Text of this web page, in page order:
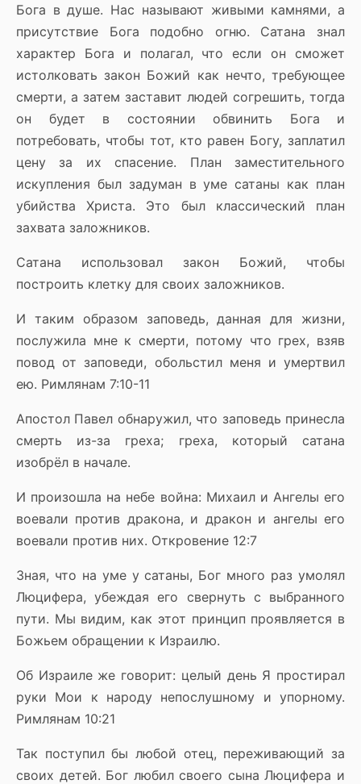
Бога в душе. Нас называют живыми камнями, а
присутствие Бога подобно огню. Сатана знал
характер Бога и полагал, что если он сможет
истолковать закон Божий как нечто, требующее
смерти, а затем заставит людей согрешить, тогда
он будет в состоянии обвинить Бога и
потребовать, чтобы тот, кто равен Богу, заплатил
цену за их спасение. План заместительного
искупления был задуман в уме сатаны как план
убийства Христа. Это был классический план
захвата заложников.
Сатана использовал закон Божий, чтобы
построить клетку для своих заложников.
И таким образом заповедь, данная для жизни,
послужила мне к смерти, потому что грех, взяв
повод от заповеди, обольстил меня и умертвил
ею. Римлянам 7:10-11
Апостол Павел обнаружил, что заповедь принесла
смерть из-за греха; греха, который сатана
изобрёл в начале.
И произошла на небе война: Михаил и Ангелы его
воевали против дракона, и дракон и ангелы его
воевали против них. Откровение 12:7
Зная, что на уме у сатаны, Бог много раз умолял
Люцифера, убеждая его свернуть с выбранного
пути. Мы видим, как этот принцип проявляется в
Божьем обращении к Израилю.
Об Израиле же говорит: целый день Я простирал
руки Мои к народу непослушному и упорному.
Римлянам 10:21
Так поступил бы любой отец, переживающий за
своих детей. Бог любил своего сына Люцифера и